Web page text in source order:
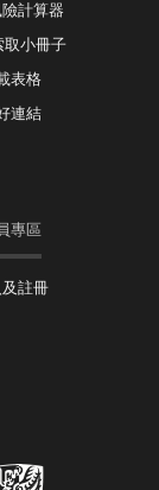
計算器
取小冊子
表格
連結
專區
註冊